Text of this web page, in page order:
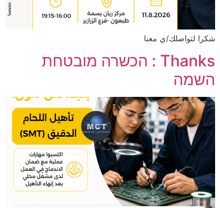
شكرا لتواصلك/ي معنا
Thanks : הכשרה מובטחת
השמה